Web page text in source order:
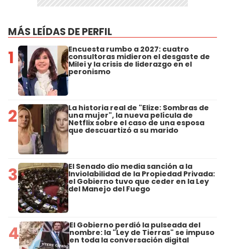
MÁS LEÍDAS DE PERFIL
1 Encuesta rumbo a 2027: cuatro
consultoras midieron el desgaste de
Milei y la crisis de liderazgo en el
peronismo
2 La historia real de "Elize: Sombras de
una mujer", la nueva película de
Netflix sobre el caso de una esposa
que descuartizó a su marido
3 El Senado dio media sanción a la
Inviolabilidad de la Propiedad Privada:
el Gobierno tuvo que ceder en la Ley
del Manejo del Fuego
4 El Gobierno perdió la pulseada del
nombre: la "Ley de Tierras" se impuso
en toda la conversación digital